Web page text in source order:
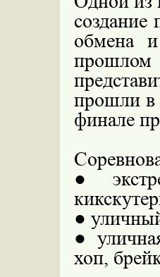
создание
обмена
прошли в
финале
●
●
●
хоп,